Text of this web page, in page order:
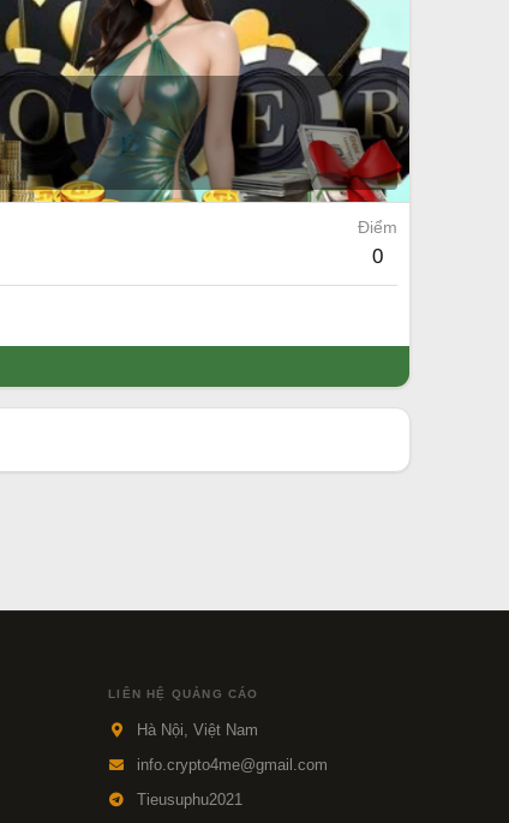
Điểm
0
LIÊN HỆ QUẢNG CÁO
Hà Nội, Việt Nam
info.crypto4me@gmail.com
Tieusuphu2021